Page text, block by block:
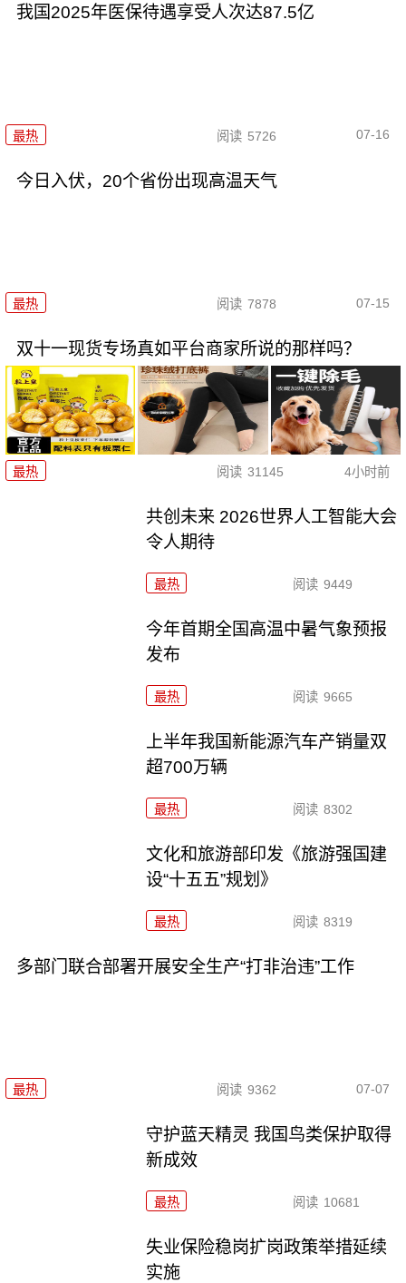
我国2025年医保待遇享受人次达87.5亿
最热 阅读 5726 07-16
今日入伏，20个省份出现高温天气
最热 阅读 7878 07-15
双十一现货专场真如平台商家所说的那样吗？
最热 阅读 31145 4小时前
共创未来 2026世界人工智能大会
令人期待
最热 阅读 9449
今年首期全国高温中暑气象预报
发布
最热 阅读 9665
上半年我国新能源汽车产销量双
超700万辆
最热 阅读 8302
文化和旅游部印发《旅游强国建
设“十五五”规划》
最热 阅读 8319
多部门联合部署开展安全生产“打非治违”工作
最热 阅读 9362 07-07
守护蓝天精灵 我国鸟类保护取得
新成效
最热 阅读 10681
失业保险稳岗扩岗政策举措延续
实施